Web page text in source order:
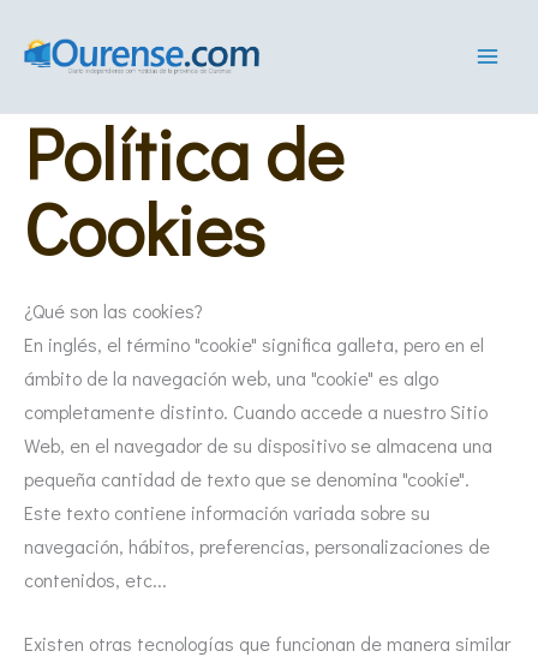
Política de
Cookies
¿Qué son las cookies?
En inglés, el término "cookie" significa galleta, pero en el
ámbito de la navegación web, una "cookie" es algo
completamente distinto. Cuando accede a nuestro Sitio
Web, en el navegador de su dispositivo se almacena una
pequeña cantidad de texto que se denomina "cookie".
Este texto contiene información variada sobre su
navegación, hábitos, preferencias, personalizaciones de
contenidos, etc...
Existen otras tecnologías que funcionan de manera similar